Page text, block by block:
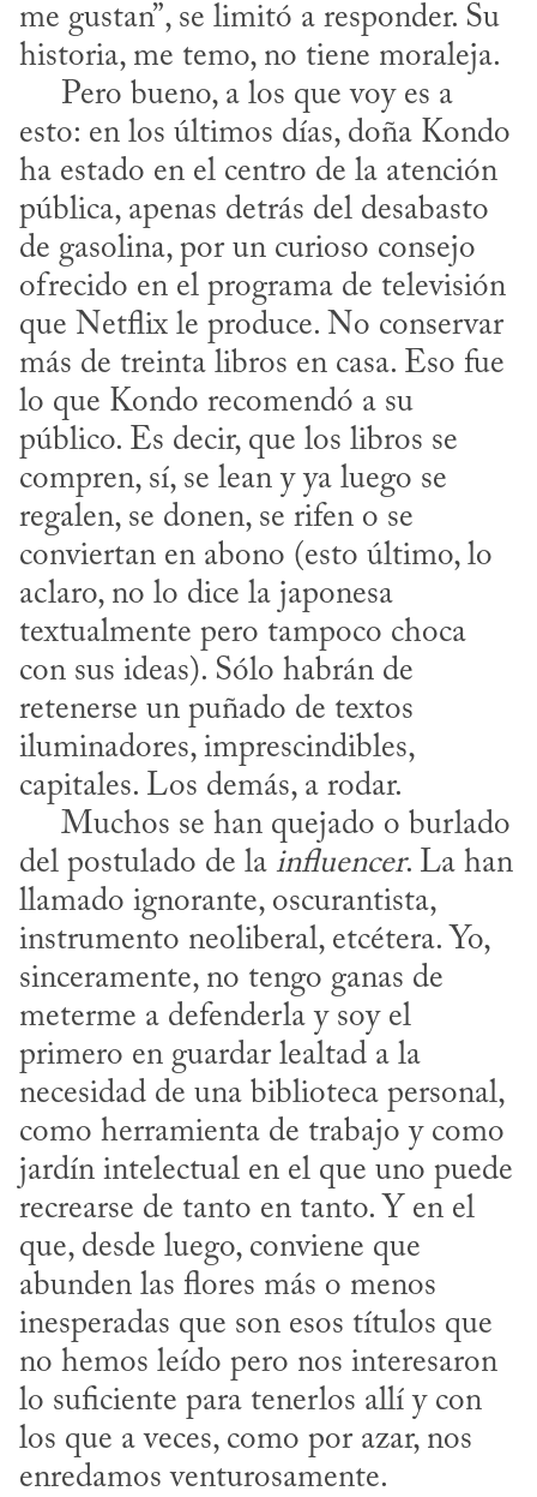
me gustan”, se limitó a responder. Su
historia, me temo, no tiene moraleja.
esto: en los últimos días, doña Kondo
ha estado en el centro de la atención
pública, apenas detrás del desabasto
de gasolina, por un curioso consejo
ofrecido en el programa de televisión
que Netflix le produce. No conservar
más de treinta libros en casa. Eso fue
lo que Kondo recomendó a su
público. Es decir, que los libros se
compren, sí, se lean y ya luego se
regalen, se donen, se rifen o se
conviertan en abono (esto último, lo
aclaro, no lo dice la japonesa
textualmente pero tampoco choca
con sus ideas). Sólo habrán de
retenerse un puñado de textos
iluminadores, imprescindibles,
capitales. Los demás, a rodar.
del postulado de la influencer. La han
llamado ignorante, oscurantista,
instrumento neoliberal, etcétera. Yo,
sinceramente, no tengo ganas de
meterme a defenderla y soy el
primero en guardar lealtad a la
necesidad de una biblioteca personal,
como herramienta de trabajo y como
jardín intelectual en el que uno puede
recrearse de tanto en tanto. Y en el
que, desde luego, conviene que
abunden las flores más o menos
inesperadas que son esos títulos que
no hemos leído pero nos interesaron
lo suficiente para tenerlos allí y con
los que a veces, como por azar, nos
enredamos venturosamente.